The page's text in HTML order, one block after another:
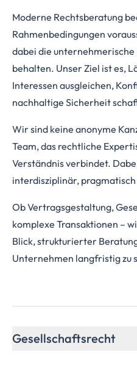
Moderne Rechtsberatung
Rahmenbedingungen
dabei die unternehmerische
behalten. Unser Ziel ist es,
Interessen ausgleichen,
nachhaltige Sicherheit
Wir sind keine anonyme
Team, das rechtliche
Verständnis verbindet.
interdisziplinär,
Ob Vertragsgestaltung,
komplexe Transaktionen –
Blick, strukturierter
Unternehmen langfristig zu
Gesellschaftsrecht